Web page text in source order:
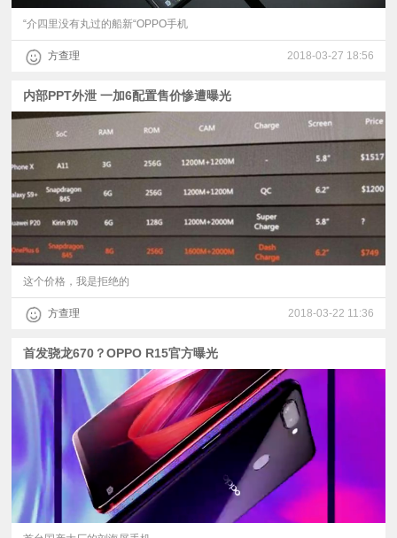
“介四里没有丸过的船新“OPPO手机
方查理 2018-03-27 18:56
内部PPT外泄 一加6配置售价惨遭曝光
这个价格，我是拒绝的
方查理 2018-03-22 11:36
首发骁龙670？OPPO R15官方曝光